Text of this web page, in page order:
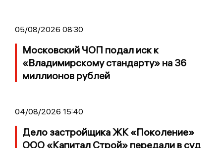
05/08/2026 08:30
Московский ЧОП подал иск к
«Владимирскому стандарту» на 36
миллионов рублей
04/08/2026 15:40
Дело застройщика ЖК «Поколение»
ООО «Капитал Строй» передали в суд